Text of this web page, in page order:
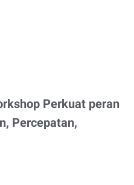
Perkuat peran
Percepatan,